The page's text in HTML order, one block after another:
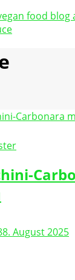
8. August 2025